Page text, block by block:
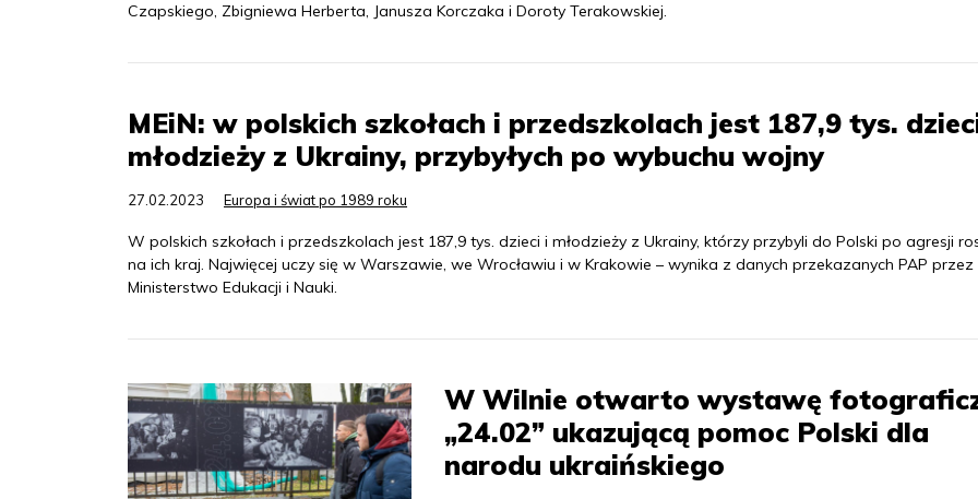
Czapskiego, Zbigniewa Herberta, Janusza Korczaka i Doroty Terakowskiej.
MEiN: w polskich szkołach i przedszkolach jest 187,9 tys.
młodzieży z Ukrainy, przybyłych po wybuchu wojny
27.02.2023 Europa i świat po 1989 roku
W polskich szkołach i przedszkolach jest 187,9 tys. dzieci i młodzieży z Ukrainy, którzy przybyli do Polski po agresji
na ich kraj. Najwięcej uczy się w Warszawie, we Wrocławiu i w Krakowie – wynika z danych przekazanych PAP przez
Ministerstwo Edukacji i Nauki.
W Wilnie otwarto wystawę
„24.02” ukazującą pomoc Polski dla
narodu ukraińskiego